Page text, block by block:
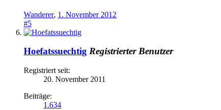
Wanderer, 1. November 2012
#5
Hoefatssuechtig Registrierter Benutzer
Registriert seit:
20. November 2011
Beiträge:
1.634